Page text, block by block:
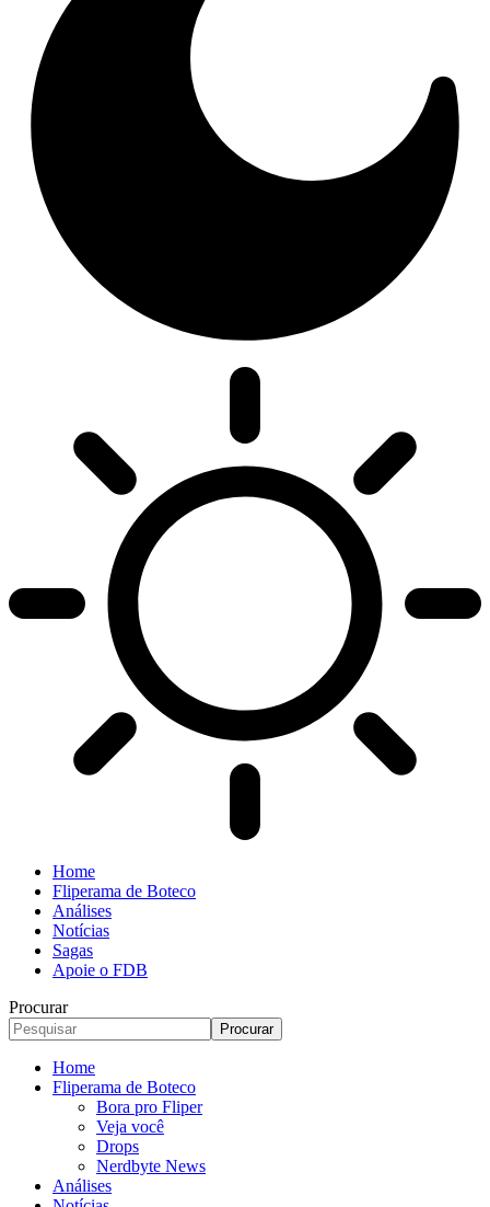
Home
Fliperama de Boteco
Análises
Notícias
Sagas
Apoie o FDB
Procurar
Home
Fliperama de Boteco
Bora pro Fliper
Veja você
Drops
Nerdbyte News
Análises